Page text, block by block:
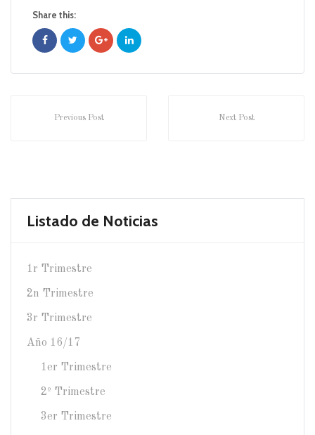
Share this:
Previous Post Next Post
Listado de Noticias
1r Trimestre
2n Trimestre
3r Trimestre
Año 16/17
1er Trimestre
2º Trimestre
3er Trimestre